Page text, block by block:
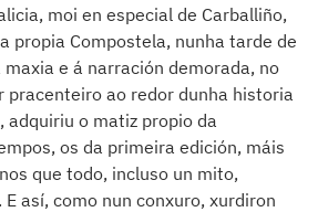
moi en especial de Carballiño,
propia Compostela, nunha tarde de
e á narración demorada, no
pracenteiro ao redor dunha historia
adquiriu o matiz propio da
os da primeira edición, máis
que todo, incluso un mito,
así, como nun conxuro, xurdiron